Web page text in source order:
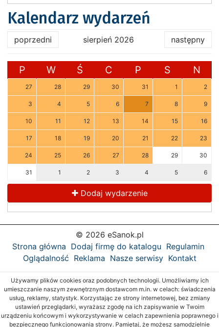
Kalendarz wydarzeń
poprzedni sierpień 2026 następny
P W Ś C P S N
27 28 29 30 31 1 2
3 4 5 6 7 8 9
10 11 12 13 14 15 16
17 18 19 20 21 22 23
24 25 26 27 28 29 30
31 1 2 3 4 5 6
Dodaj wydarzenie
© 2026 eSanok.pl
Strona główna Dodaj firmę do katalogu Regulamin
Oglądalność Reklama Nasze serwisy Kontakt
Używamy plików cookies oraz podobnych technologii. Umożliwiamy ich
umieszczanie naszym zewnętrznym dostawcom m.in. w celach: świadczenia
usług, reklamy, statystyk. Korzystając ze strony internetowej, bez zmiany
ustawień przeglądarki, wyrażasz zgodę na ich zapisywanie w Twoim
urządzeniu końcowym i wykorzystywanie w celach zapewnienia poprawnego i
bezpiecznego funkcjonowania strony. Pamiętaj, że możesz samodzielnie